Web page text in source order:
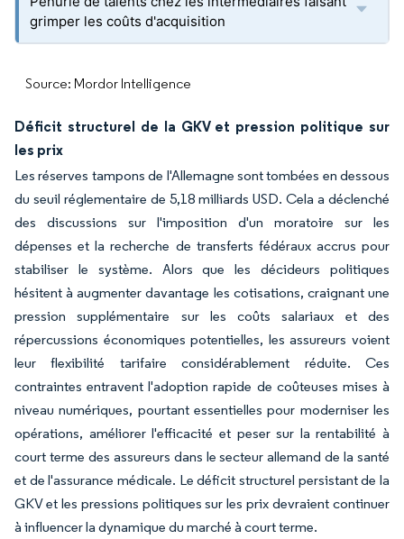
grimper les coûts d'acquisition
Source: Mordor Intelligence
Déficit structurel de la GKV et pression politique sur
les prix
Les réserves tampons de l'Allemagne sont tombées en dessous
du seuil réglementaire de 5,18 milliards USD. Cela a déclenché
des discussions sur l'imposition d'un moratoire sur les
dépenses et la recherche de transferts fédéraux accrus pour
stabiliser le système. Alors que les décideurs politiques
hésitent à augmenter davantage les cotisations, craignant une
pression supplémentaire sur les coûts salariaux et des
répercussions économiques potentielles, les assureurs voient
leur flexibilité tarifaire considérablement réduite. Ces
contraintes entravent l'adoption rapide de coûteuses mises à
niveau numériques, pourtant essentielles pour moderniser les
opérations, améliorer l'efficacité et peser sur la rentabilité à
court terme des assureurs dans le secteur allemand de la santé
et de l'assurance médicale. Le déficit structurel persistant de la
GKV et les pressions politiques sur les prix devraient continuer
à influencer la dynamique du marché à court terme.